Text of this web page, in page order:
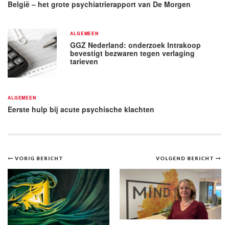
België – het grote psychiatrierapport van De Morgen
ALGEMEEN
GGZ Nederland: onderzoek Intrakoop
bevestigt bezwaren tegen verlaging
tarieven
ALGEMEEN
Eerste hulp bij acute psychische klachten
Bericht
navigatie
VOLGEND BERICHT
VORIG BERICHT